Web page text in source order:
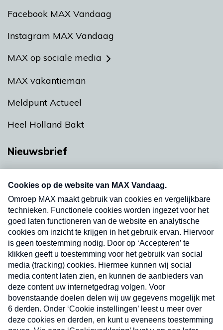
Facebook MAX Vandaag
Instagram MAX Vandaag
MAX op sociale media
MAX vakantieman
Meldpunt Actueel
Heel Holland Bakt
Nieuwsbrief
nieuwsbrief. Elke vrijdag- en dinsdagochtend in
uw mailbox.
Verzend
Nieuwsbrief